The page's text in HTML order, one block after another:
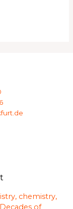
chemistry,
of